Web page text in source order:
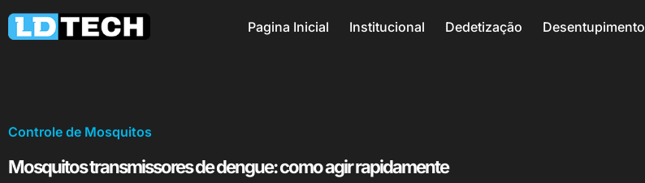
Pagina Inicial Institucional Dedetização Desentupimento
Controle de Mosquitos
Mosquitos transmissores de dengue: como agir rapidamente